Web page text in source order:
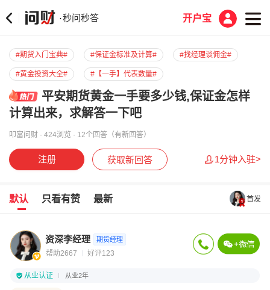
·秒问秒答 开户宝
#期货入门宝典# #保证金标准及计算# #找经理谈佣金#
#黄金投资大全# #【一手】代表数量#
平安期货黄金一手要多少钱,保证金怎样
计算出来，求解答一下吧
叩富问财 · 424浏览 · 12个回答（有新回答）
注册 获取新回答 1分钟入驻>
默认 只看有赞 最新 首发
资深李经理 期货经理
帮助2667 好评123
从业认证 从业2年